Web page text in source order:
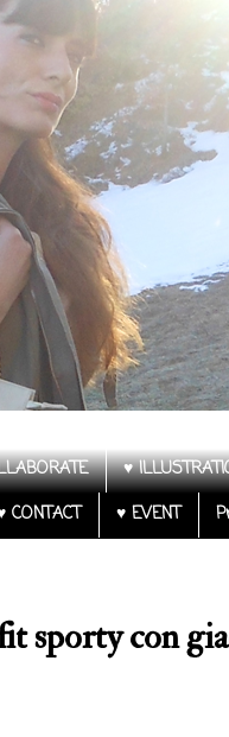
♥
CONTACT ♥ EVENT
sporty con